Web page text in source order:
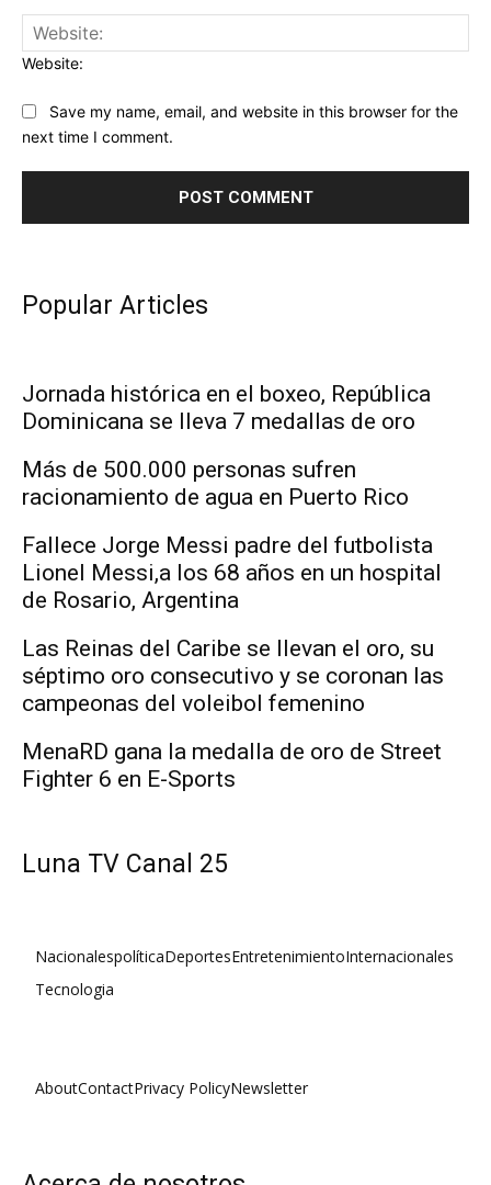
Website:
Save my name, email, and website in this browser for the
next time I comment.
Popular Articles
Jornada histórica en el boxeo, República
Dominicana se lleva 7 medallas de oro
Más de 500.000 personas sufren
racionamiento de agua en Puerto Rico
Fallece Jorge Messi padre del futbolista
Lionel Messi,a los 68 años en un hospital
de Rosario, Argentina
Las Reinas del Caribe se llevan el oro, su
séptimo oro consecutivo y se coronan las
campeonas del voleibol femenino
MenaRD gana la medalla de oro de Street
Fighter 6 en E-Sports
Luna TV Canal 25
NacionalespolíticaDeportesEntretenimientoInternacionales
Tecnologia
AboutContactPrivacy PolicyNewsletter